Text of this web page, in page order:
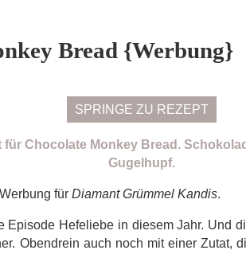
Bread {Werbung}
SPRINGE ZU REZEPT
für Diamant Grümmel Kandis.
Episode Hefeliebe in diesem Jahr. Und
Obendrein auch noch mit einer Zutat,